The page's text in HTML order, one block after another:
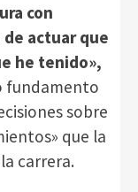
con
actuar que
he tenido»,
fundamento
sobre
que la
carrera.